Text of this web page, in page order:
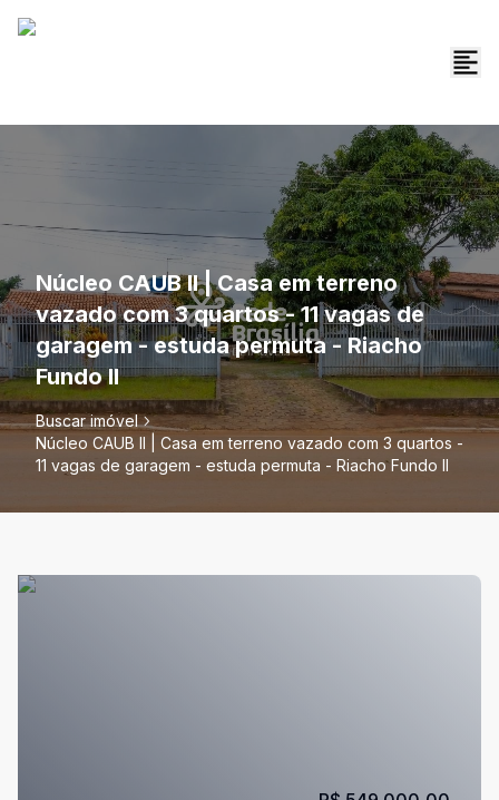
Núcleo CAUB II | Casa em terreno
vazado com 3 quartos - 11 vagas de
garagem - estuda permuta - Riacho
Fundo II
Buscar imóvel
Núcleo CAUB II | Casa em terreno vazado com 3 quartos -
11 vagas de garagem - estuda permuta - Riacho Fundo II